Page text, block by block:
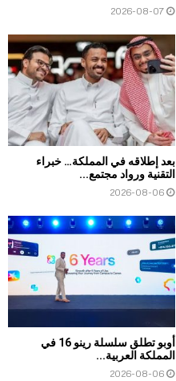
2026-08-07
بعد إطلاقه في المملكة… خبراء
التقنية ورواد مجتمع...
2026-08-06
أوبو تطلق سلسلة رينو 16 في
المملكة العربية...
2026-08-06